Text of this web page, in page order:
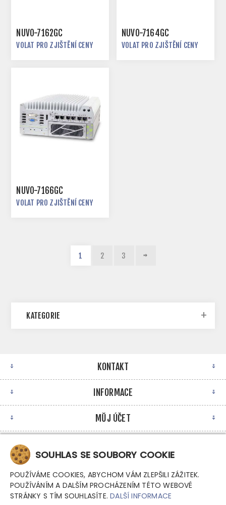
NUVO-7162GC
VOLAT PRO ZJIŠTĚNÍ CENY
NUVO-7164GC
VOLAT PRO ZJIŠTĚNÍ CENY
NUVO-7166GC
VOLAT PRO ZJIŠTĚNÍ CENY
1 2 3
KATEGORIE
KONTAKT
INFORMACE
MŮJ ÚČET
SOUHLAS SE SOUBORY COOKIE
POUŽÍVÁME COOKIES, ABYCHOM VÁM ZLEPŠILI ZÁŽITEK.
POUŽÍVÁNÍM A DALŠÍM PROCHÁZENÍM TÉTO WEBOVÉ
STRÁNKY S TÍM SOUHLASÍTE.DALŠÍ INFORMACE